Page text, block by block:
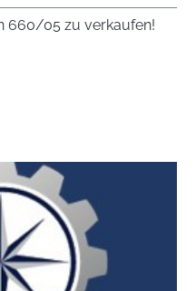
660/05 zu verkaufen!